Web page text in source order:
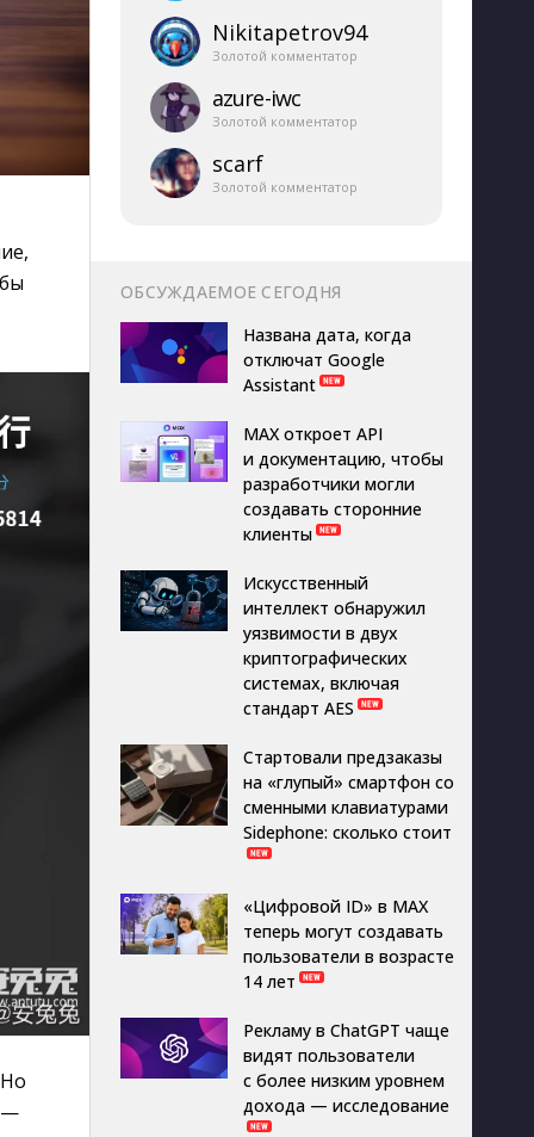
—
Nikitapetrov94
Золотой комментатор
azure-​iwc
Золотой комментатор
scarf
Золотой комментатор
ОБСУЖДАЕМОЕ СЕГОДНЯ
Названа дата, когда
отключат Google
Assistant
MAX откроет API
и документацию, чтобы
разработчики могли
создавать сторонние
клиенты
Искусственный
интеллект обнаружил
уязвимости в двух
криптографических
системах, включая
стандарт AES
Стартовали предзаказы
на «глупый» смартфон со
сменными клавиатурами
Sidephone: сколько стоит
«Цифровой ID» в MAX
теперь могут создавать
пользователи в возрасте
14 лет
Рекламу в ChatGPT чаще
видят пользователи
с более низким уровнем
дохода — исследование